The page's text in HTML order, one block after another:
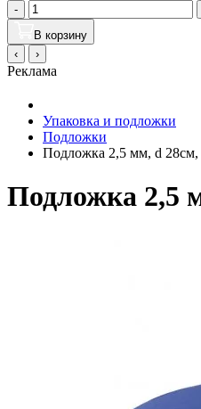
-
В корзину
‹
›
Реклама
Упаковка и подложки
Подложки
Подложка 2,5 мм, d 28см,
Подложка 2,5